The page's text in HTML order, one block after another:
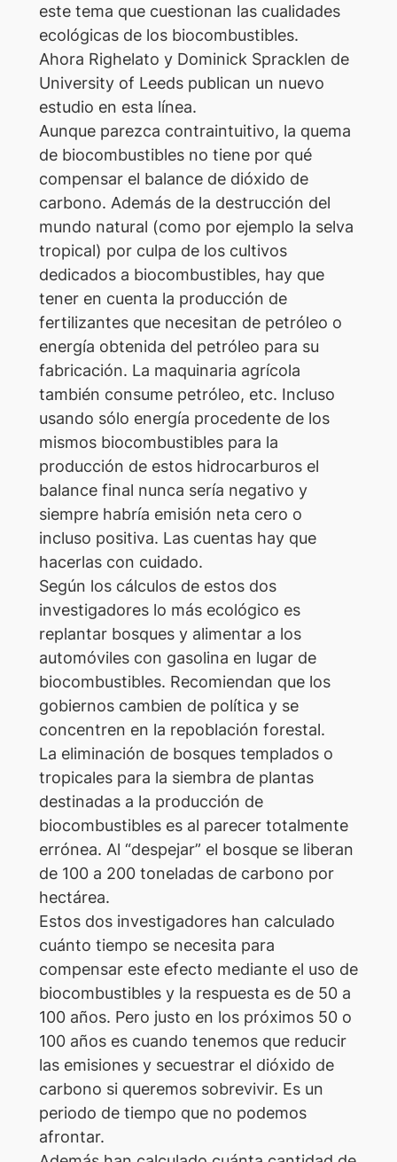
este tema que cuestionan las cualidades
ecológicas de los biocombustibles.
Ahora Righelato y Dominick Spracklen de
University of Leeds publican un nuevo
estudio en esta línea.
Aunque parezca contraintuitivo, la quema
de biocombustibles no tiene por qué
compensar el balance de dióxido de
carbono. Además de la destrucción del
mundo natural (como por ejemplo la selva
tropical) por culpa de los cultivos
dedicados a biocombustibles, hay que
tener en cuenta la producción de
fertilizantes que necesitan de petróleo o
energía obtenida del petróleo para su
fabricación. La maquinaria agrícola
también consume petróleo, etc. Incluso
usando sólo energía procedente de los
mismos biocombustibles para la
producción de estos hidrocarburos el
balance final nunca sería negativo y
siempre habría emisión neta cero o
incluso positiva. Las cuentas hay que
hacerlas con cuidado.
Según los cálculos de estos dos
investigadores lo más ecológico es
replantar bosques y alimentar a los
automóviles con gasolina en lugar de
biocombustibles. Recomiendan que los
gobiernos cambien de política y se
concentren en la repoblación forestal.
La eliminación de bosques templados o
tropicales para la siembra de plantas
destinadas a la producción de
biocombustibles es al parecer totalmente
errónea. Al “despejar” el bosque se liberan
de 100 a 200 toneladas de carbono por
hectárea.
Estos dos investigadores han calculado
cuánto tiempo se necesita para
compensar este efecto mediante el uso de
biocombustibles y la respuesta es de 50 a
100 años. Pero justo en los próximos 50 o
100 años es cuando tenemos que reducir
las emisiones y secuestrar el dióxido de
carbono si queremos sobrevivir. Es un
periodo de tiempo que no podemos
afrontar.